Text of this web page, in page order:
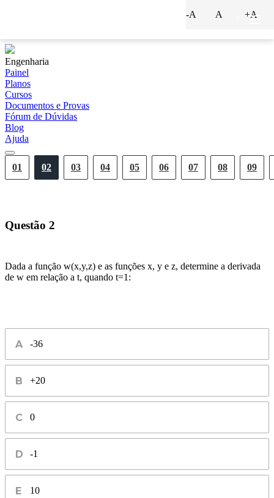
Engenharia
Painel
Planos
Cursos
Documentos e Provas
Fórum de Dúvidas
Blog
Ajuda
01 02 03 04 05 06 07 08 09
-A A +A
Questão 2
Dada a função w(x,y,z) e as funções x, y e z, determine a derivada
de w em relação a t, quando t=1:
-36
+20
0
-1
10